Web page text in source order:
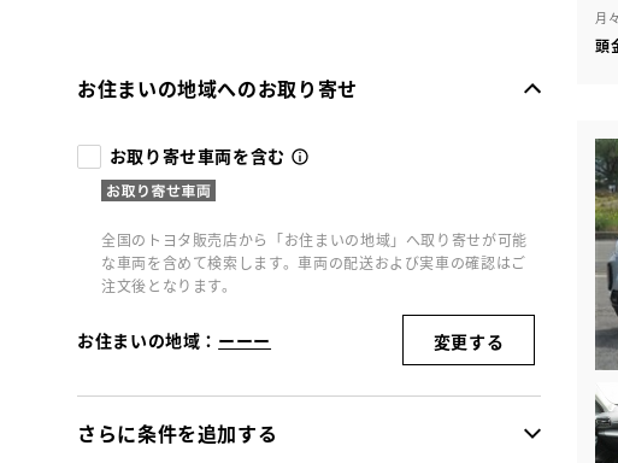
お住まいの地域へのお取り寄せ
お取り寄せ車両を含む
全国のトヨタ販売店から「お住まいの地域」へ取り寄せが可能
な車両を含めて検索します。車両の配送および実車の確認はご
注文後となります。
お住まいの地域： ーーー 変更する
さらに条件を追加する
月
頭